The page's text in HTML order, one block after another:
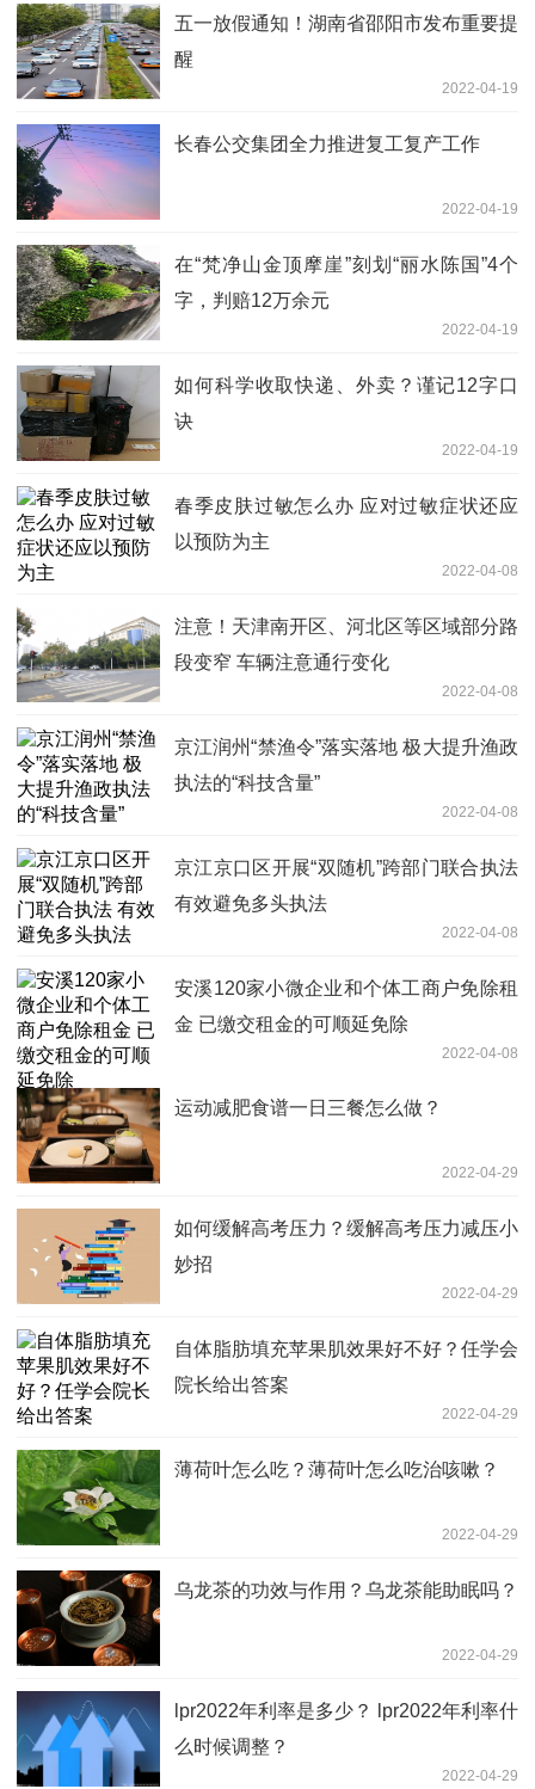
五一放假通知！湖南省邵阳市发布重要提
醒
2022-04-19
长春公交集团全力推进复工复产工作
2022-04-19
在“梵净山金顶摩崖”刻划“丽水陈国”4个
字，判赔12万余元
2022-04-19
如何科学收取快递、外卖？谨记12字口
诀
2022-04-19
春季皮肤过敏怎么办 应对过敏症状还应
以预防为主
2022-04-08
注意！天津南开区、河北区等区域部分路
段变窄 车辆注意通行变化
2022-04-08
京江润州“禁渔令”落实落地 极大提升渔政
执法的“科技含量”
2022-04-08
京江京口区开展“双随机”跨部门联合执法
有效避免多头执法
2022-04-08
安溪120家小微企业和个体工商户免除租
金 已缴交租金的可顺延免除
2022-04-08
运动减肥食谱一日三餐怎么做？
2022-04-29
如何缓解高考压力？缓解高考压力减压小
妙招
2022-04-29
自体脂肪填充苹果肌效果好不好？任学会
院长给出答案
2022-04-29
薄荷叶怎么吃？薄荷叶怎么吃治咳嗽？
2022-04-29
乌龙茶的功效与作用？乌龙茶能助眠吗？
2022-04-29
lpr2022年利率是多少？ lpr2022年利率什
么时候调整？
2022-04-29